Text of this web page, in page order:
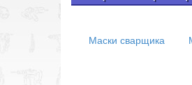
Маски сварщика